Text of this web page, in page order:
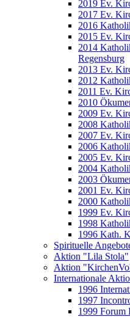
2019 Ev.
2017 Ev.
2016
2015 Ev.
2014
Regensburg
2013 Ev.
2012
2011 Ev.
2010
2009 Ev.
2008
2007 Ev.
2006
2005 Ev.
2004
2003
2001 Ev.
2000
1999 Ev.
1998
1996 Kath.
Spirituelle
Aktion "Lila Stola"
Aktion
Internationale
1996
1997
1999 Forum